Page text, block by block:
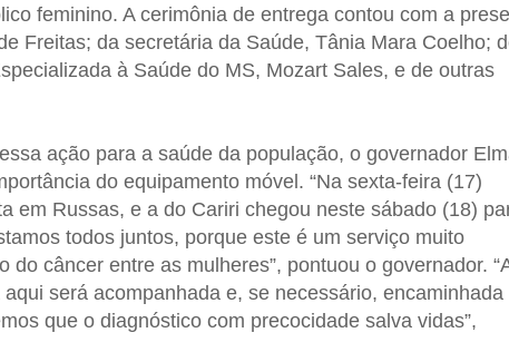
feminino. A cerimônia de entrega contou com a
Freitas; da secretária da Saúde, Tânia Mara Coelho;
à Saúde do MS, Mozart Sales, e de outras
ação para a saúde da população, o governador
do equipamento móvel. “Na sexta-feira (17)
em Russas, e a do Cariri chegou neste sábado (18)
todos juntos, porque este é um serviço muito
do câncer entre as mulheres”, pontuou o governador.
será acompanhada e, se necessário, encaminhada
que o diagnóstico com precocidade salva vidas”,